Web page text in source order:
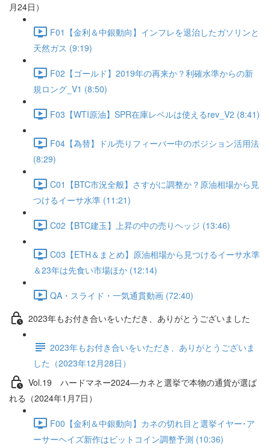
月24日）
F01【金利＆中銀動向】インフレを退治したガソリンと
天然ガス (9:19)
F02【ゴールド】2019年の再来か？利確水準からの新
規ロング_V1 (8:50)
F03【WTI原油】SPR在庫レベルは使えるrev_V2 (8:41)
F04【為替】ドル売りフィーバー中のポジション活用法
(8:29)
C01【BTC市況全般】さすがに調整か？原油相場から見
つけるイーサ水準 (11:21)
C02【BTC建玉】上昇の中の売りヘッジ (13:46)
C03【ETH＆まとめ】原油相場から見つけるイーサ水準
＆23年は先食い市場ほか (12:14)
QA・スライド・一気通貫動画 (72:40)
2023年もお付き合いをいただき、ありがとうございました
2023年もお付き合いをいただき、ありがとうございま
した（2023年12月28日）
Vol.19 ハードマネー2024―カネと選挙で本物の通貨が選ば
れる（2024年1月7日）
F00【金利＆中銀動向】カネの切れ目と選挙イヤー･ア
ーサーヘイズ新作はビットコイン調整予測 (10:36)